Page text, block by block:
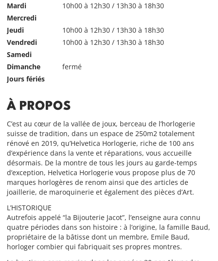
Mardi
10h00 à 12h30 / 13h30 à 18h30
Mercredi
Jeudi
10h00 à 12h30 / 13h30 à 18h30
Vendredi
10h00 à 12h30 / 13h30 à 18h30
Samedi
Dimanche
fermé
Jours fériés
À PROPOS
C’est au cœur de la vallée de joux, berceau de l’horlogerie
suisse de tradition, dans un espace de 250m2 totalement
rénové en 2019, qu’Helvetica Horlogerie, riche de 100 ans
d’expérience dans la vente et réparations, vous accueille
désormais. De la montre de tous les jours au garde-temps
d’exception, Helvetica Horlogerie vous propose plus de 70
marques horlogères de renom ainsi que des articles de
joaillerie, de maroquinerie et également des pièces d’Art.
L’HISTORIQUE
Autrefois appelé “la Bijouterie Jacot”, l’enseigne aura connu
quatre périodes dans son histoire : à l’origine, la famille Baud,
propriétaire de la bâtisse dont un membre, Emile Baud,
horloger combier qui fabriquait ses propres montres.